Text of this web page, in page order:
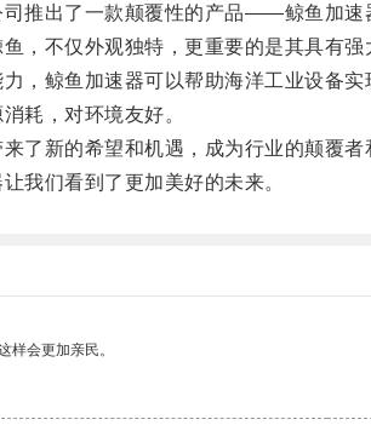
推出了一款颠覆性的产品——鲸鱼加速
不仅外观独特，更重要的是其具有强
鲸鱼加速器可以帮助海洋工业设备实
耗，对环境友好。
新的希望和机遇，成为行业的颠覆者
们看到了更加美好的未来。
样会更加亲民。